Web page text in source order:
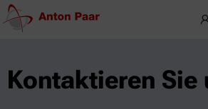
Kontaktieren Sie